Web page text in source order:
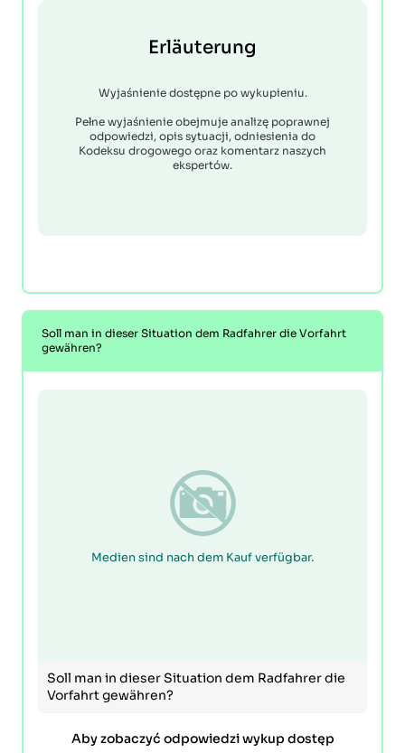
Erläuterung
Wyjaśnienie dostępne po wykupieniu.
Pełne wyjaśnienie obejmuje analizę poprawnej
odpowiedzi, opis sytuacji, odniesienia do
Kodeksu drogowego oraz komentarz naszych
ekspertów.
Soll man in dieser Situation dem Radfahrer die Vorfahrt
gewähren?
Medien sind nach dem Kauf verfügbar.
Soll man in dieser Situation dem Radfahrer die
Vorfahrt gewähren?
Aby zobaczyć odpowiedzi wykup dostęp